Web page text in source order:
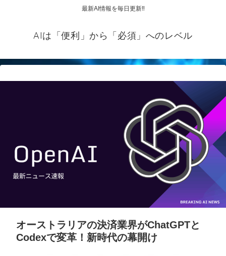
最新AI情報を毎日更新‼
AIは「便利」から「必須」へのレベル
オーストラリアの決済業界がChatGPTと
Codexで変革！新時代の幕開け